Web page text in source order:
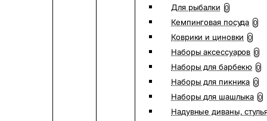
Для рыбалки 0
Кемпинговая посуда 0
Коврики и циновки 0
Наборы аксессуаров 0
Наборы для барбекю 0
Наборы для пикника 0
Наборы для шашлыка 0
Надувные диваны,